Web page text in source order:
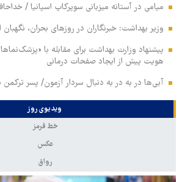
میامی در آستانه میزبانی سوپرکاپ اسپانیا /
وزیر بهداشت: خبرنگاران در روزهای بحران، نگهبان
پیشنهاد وزارت بهداشت برای مقابله با
هویت پیش از ایجاد صفحات درمانی
آبی‌ها در به در به دنبال سردار آزمون/ پسر
ویدیوی روز
خط قرمز
عکس
رواق